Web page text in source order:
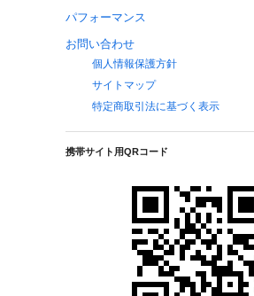
パフォーマンス
お問い合わせ
個人情報保護方針
サイトマップ
特定商取引法に基づく表示
携帯サイト用QRコード